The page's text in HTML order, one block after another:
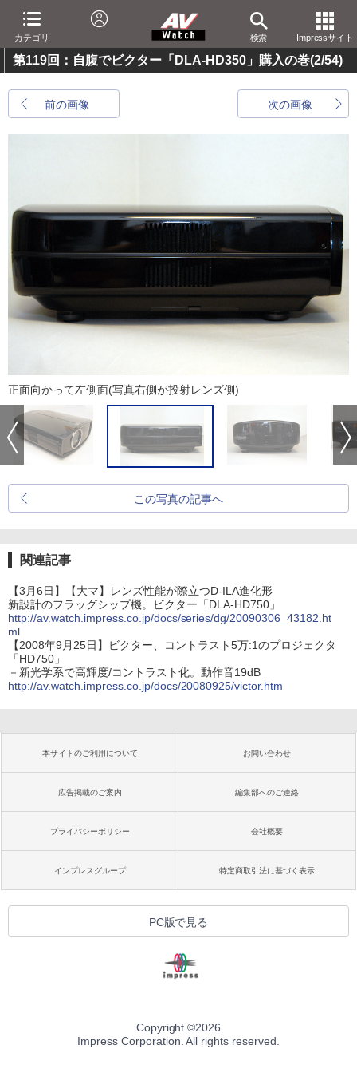
カテゴリ 検索 Impressサイト
第119回：自腹でビクター「DLA-HD350」購入の巻(2/54)
前の画像 次の画像
正面向かって左側面(写真右側が投射レンズ側)
この写真の記事へ
関連記事
【3月6日】【大マ】レンズ性能が際立つD-ILA進化形
新設計のフラッグシップ機。ビクター「DLA-HD750」
http://av.watch.impress.co.jp/docs/series/dg/20090306_43182.ht
ml
【2008年9月25日】ビクター、コントラスト5万:1のプロジェクタ
「HD750」
－新光学系で高輝度/コントラスト化。動作音19dB
http://av.watch.impress.co.jp/docs/20080925/victor.htm
本サイトのご利用について お問い合わせ
広告掲載のご案内 編集部へのご連絡
プライバシーポリシー 会社概要
インプレスグループ 特定商取引法に基づく表示
PC版で見る
Copyright ©2026
Impress Corporation. All rights reserved.